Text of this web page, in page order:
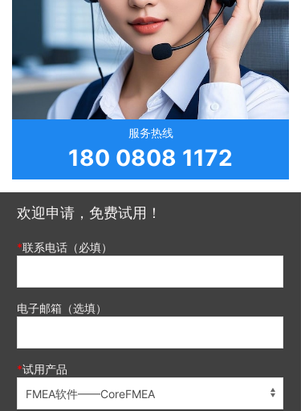
服务热线
180 0808 1172
欢迎申请，免费试用！
联系电话（必填）
电子邮箱（选填）
试用产品